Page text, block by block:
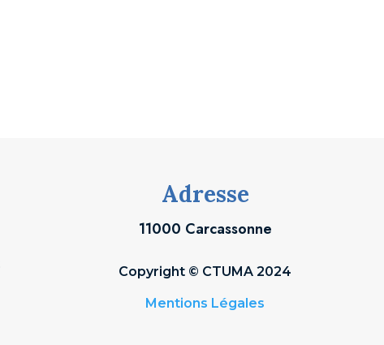
Adresse
11000 Carcassonne
Copyright © CTUMA 2024
Mentions Légales